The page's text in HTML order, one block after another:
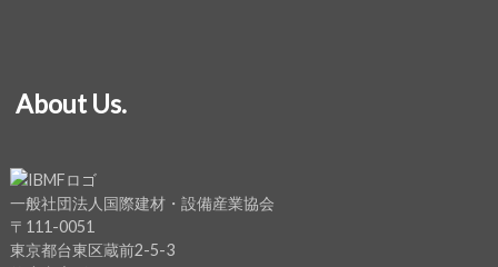
About Us.
一般社団法人国際建材・設備産業協会
〒111-0051
東京都台東区蔵前2-5-3